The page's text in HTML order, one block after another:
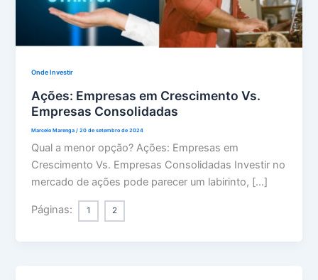
Onde Investir
Ações: Empresas em Crescimento Vs.
Empresas Consolidadas
Marcelo Marenga/20 de setembro de 2024
Qual a menor opção? Ações: Empresas em
Crescimento Vs. Empresas Consolidadas Investir no
mercado de ações pode parecer um labirinto, […]
Páginas: 1 2